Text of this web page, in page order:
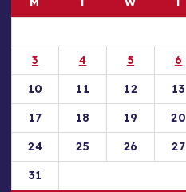
3
4 5 6
10
11 12 13
17
18 19 20
24
25 26 27
31